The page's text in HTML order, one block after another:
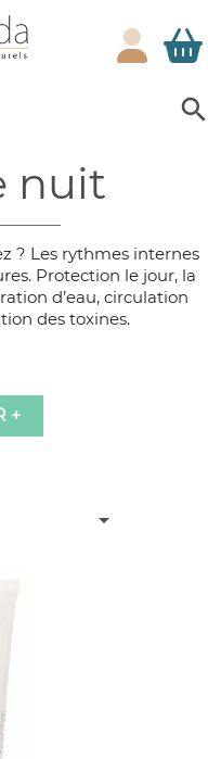
nuit
? Les rythmes internes
Protection le jour, la
d’eau, circulation
des toxines.
+
